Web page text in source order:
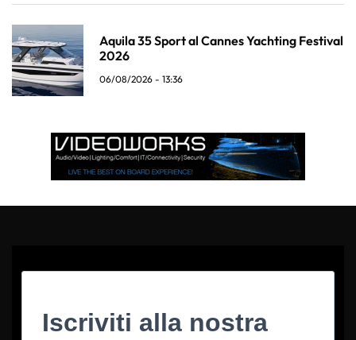
Aquila 35 Sport al Cannes Yachting Festival
2026
06/08/2026 - 13:36
Iscriviti alla nostra